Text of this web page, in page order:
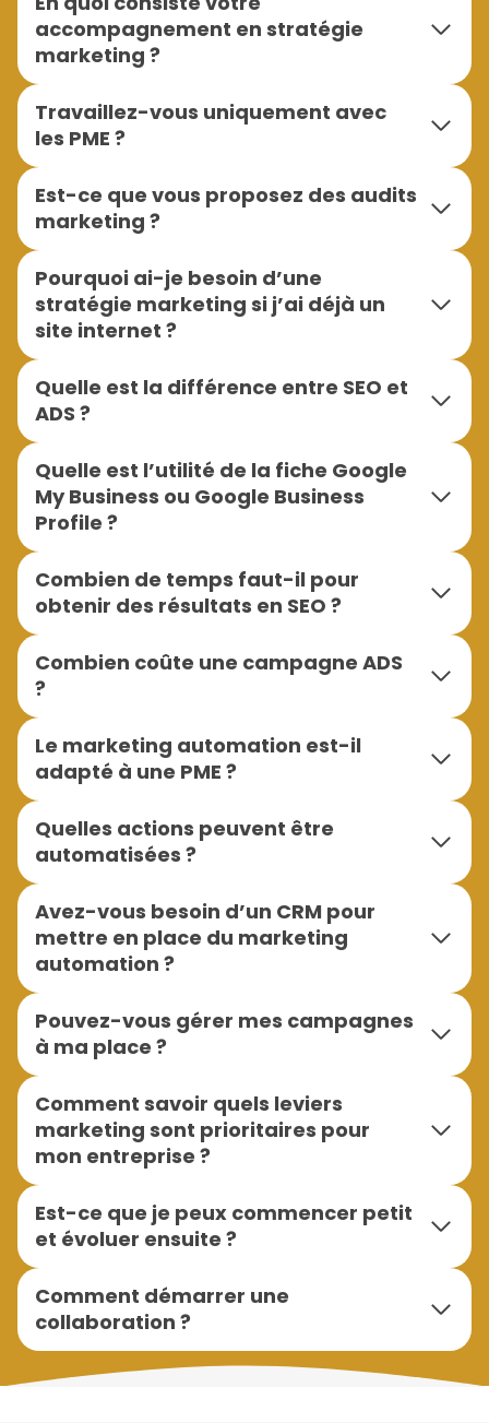
accompagnement en stratégie
marketing ?
Travaillez-vous uniquement avec
les PME ?
Est-ce que vous proposez des audits
marketing ?
Pourquoi ai-je besoin d’une
stratégie marketing si j’ai déjà un
site internet ?
Quelle est la différence entre SEO et
ADS ?
Quelle est l’utilité de la fiche Google
My Business ou Google Business
Profile ?
Combien de temps faut-il pour
obtenir des résultats en SEO ?
Combien coûte une campagne ADS
?
Le marketing automation est-il
adapté à une PME ?
Quelles actions peuvent être
automatisées ?
Avez-vous besoin d’un CRM pour
mettre en place du marketing
automation ?
Pouvez-vous gérer mes campagnes
à ma place ?
Comment savoir quels leviers
marketing sont prioritaires pour
mon entreprise ?
Est-ce que je peux commencer petit
et évoluer ensuite ?
Comment démarrer une
collaboration ?